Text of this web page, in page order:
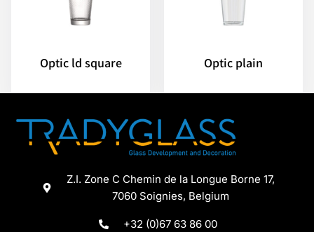
Optic ld square Optic plain
Z.I. Zone C Chemin de la Longue Borne 17,
7060 Soignies, Belgium
+32 (0)67 63 86 00